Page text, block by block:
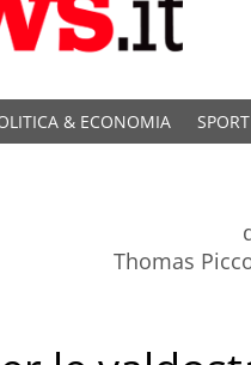
& ECONOMIA SPORT
Thomas